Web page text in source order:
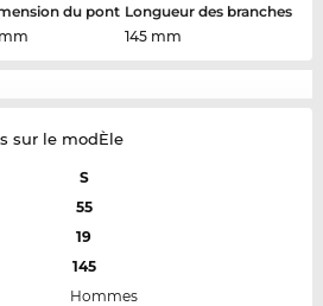
du pont Longueur des branches
145 mm
sur le modÈle
S
55
19
145
Hommes